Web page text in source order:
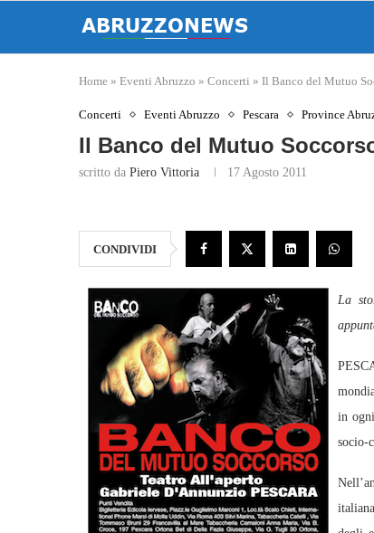
Home » Eventi Abruzzo » Concerti » Il Banco del Mutuo
Concerti Eventi Abruzzo Pescara Province
Il Banco del Mutuo
scritto da Piero Vittoria 17 Agosto 2011
CONDIVIDI
La
in
socio-